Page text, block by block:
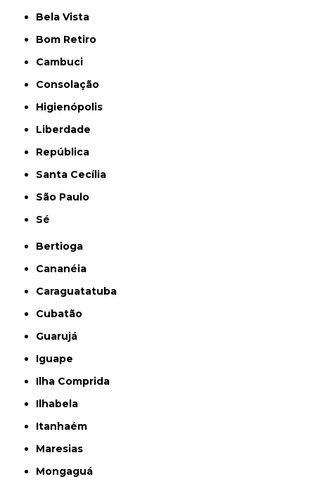
Bela Vista
Bom Retiro
Cambuci
Consolação
Higienópolis
Liberdade
República
Santa Cecília
São Paulo
Sé
Bertioga
Cananéia
Caraguatatuba
Cubatão
Guarujá
Iguape
Ilha Comprida
Ilhabela
Itanhaém
Maresias
Mongaguá